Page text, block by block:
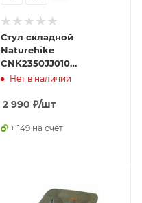
Стул складной
Naturehike
CNK2350JJ010
Stellaluna T02J
Нет в наличии
2 990 ₽/шт
+ 149 на счет